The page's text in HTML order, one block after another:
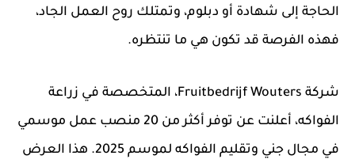
الحاجة إلى شهادة أو دبلوم، وتمتلك روح العمل الجاد،
فهذه الفرصة قد تكون هي ما تنتظره.
شركة Fruitbedrijf Wouters، المتخصصة في زراعة
الفواكه، أعلنت عن توفر أكثر من 20 منصب عمل موسمي
في مجال جني وتقليم الفواكه لموسم 2025. هذا العرض